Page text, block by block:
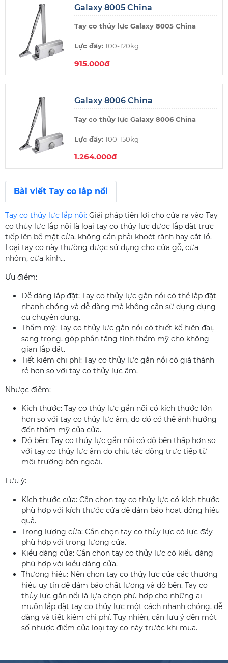
Có điểm dừng
Galaxy 8005 China
Tay co thủy lực Galaxy 8005 China
Lực đẩy: 100-120kg
Thương hiệu:
Xuất xứ:China (Trung Quốc)
Không điểm dừng
915.000đ
Galaxy 8006 China
Tay co thủy lực Galaxy 8006 China
Lực đẩy: 100-150kg
Thương hiệu:
1.264.000đ
Bài viết Tay co lắp nổi
Tay co thủy lực lắp nổi: Giải pháp tiện lợi cho cửa ra vào Tay
co thủy lực lắp nổi là loại tay co thủy lực được lắp đặt trực
tiếp lên bề mặt cửa, không cần phải khoét rãnh hay cắt lỗ.
Loại tay co này thường được sử dụng cho cửa gỗ, cửa
nhôm, cửa kính...
Ưu điểm:
Dễ dàng lắp đặt: Tay co thủy lực gắn nổi có thể lắp đặt
nhanh chóng và dễ dàng mà không cần sử dụng dụng
cụ chuyên dụng.
Thẩm mỹ: Tay co thủy lực gắn nổi có thiết kế hiện đại,
sang trọng, góp phần tăng tính thẩm mỹ cho không
gian lắp đặt.
Tiết kiệm chi phí: Tay co thủy lực gắn nổi có giá thành
rẻ hơn so với tay co thủy lực âm.
Nhược điểm:
Kích thước: Tay co thủy lực gắn nổi có kích thước lớn
hơn so với tay co thủy lực âm, do đó có thể ảnh hưởng
đến thẩm mỹ của cửa.
Độ bền: Tay co thủy lực gắn nổi có độ bền thấp hơn so
với tay co thủy lực âm do chịu tác động trực tiếp từ
môi trường bên ngoài.
Lưu ý:
Kích thước cửa: Cần chọn tay co thủy lực có kích thước
phù hợp với kích thước cửa để đảm bảo hoạt động hiệu
quả.
Trọng lượng cửa: Cần chọn tay co thủy lực có lực đẩy
phù hợp với trọng lượng cửa.
Kiểu dáng cửa: Cần chọn tay co thủy lực có kiểu dáng
phù hợp với kiểu dáng cửa.
Thương hiệu: Nên chọn tay co thủy lực của các thương
hiệu uy tín để đảm bảo chất lượng và độ bền. Tay co
thủy lực gắn nổi là lựa chọn phù hợp cho những ai
muốn lắp đặt tay co thủy lực một cách nhanh chóng, dễ
dàng và tiết kiệm chi phí. Tuy nhiên, cần lưu ý đến một
số nhược điểm của loại tay co này trước khi mua.